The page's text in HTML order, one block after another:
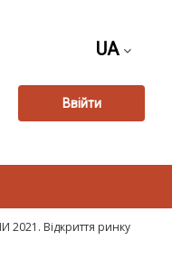
UA
Ввійти
Відкриття ринку